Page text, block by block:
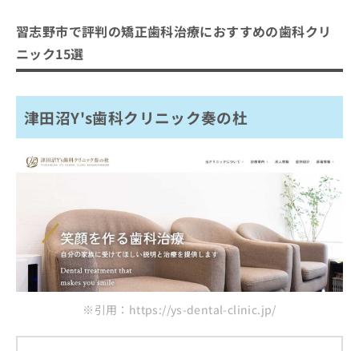
ならしのコウノ歯科・矯正歯科
アーブル歯科クリニック
ら矯正歯科治療の受診を検討しよう！
矯正歯科の基礎知識
矯正歯科とは？何をするの？
矯正歯科のクリニック、どうやって選べばい
矯正歯科のクリニックを選ぶ際にチェ
ックする4つのポイント
おすすめのクリニック一覧はこちらから
矯正歯科治療の7つの種類と特徴
矯正歯科治療を検討する歯並びとは？6
習志野市で評判の矯正歯科治療におすすめの歯科クリ
ニック15選
津田沼Y's歯科クリニック奏の杜
※引用：https://ys-dental-clinic.jp/
ち
ら